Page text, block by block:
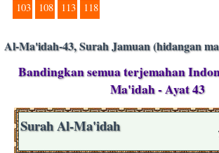
103
108 113 118
Al-Ma'idah-43, Surah Jamuan (hidangan
Bandingkan semua terjemahan
Ma'idah - Ayat 43
Surah Al-Ma'idah